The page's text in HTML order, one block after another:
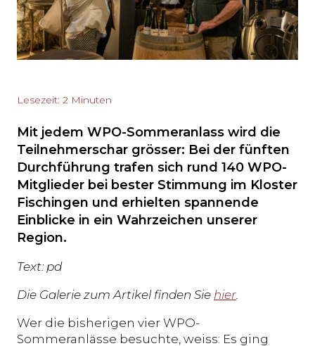
Lesezeit: 2 Minuten
Mit jedem WPO-Sommeranlass wird die
Teilnehmerschar grösser: Bei der fünften
Durchführung trafen sich rund 140 WPO-
Mitglieder bei bester Stimmung im Kloster
Fischingen und erhielten spannende
Einblicke in ein Wahrzeichen unserer
Region.
Text: pd
Die Galerie zum Artikel finden Sie hier.
Wer die bisherigen vier WPO-
Sommeranlässe besuchte, weiss: Es ging